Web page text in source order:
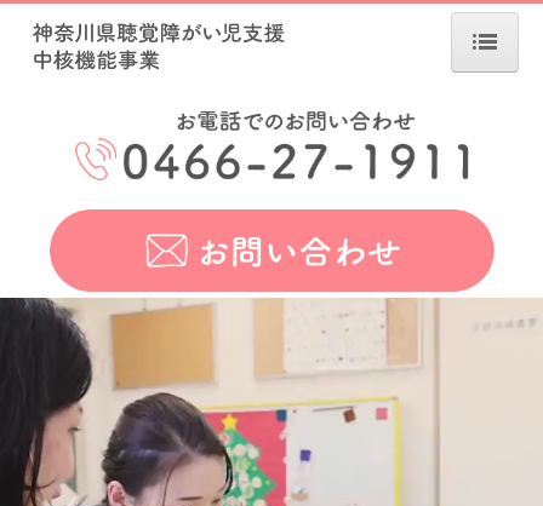
お知らせ
相談支援
家族教室
巡回支援
研修会
きこえにくいお子さまのために
アクセス・お問い合わせ